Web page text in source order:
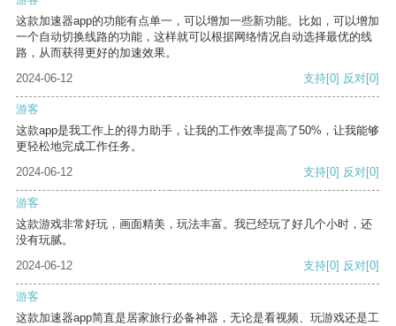
这款加速器app的功能有点单一，可以增加一些新功能。比如，可以增加
一个自动切换线路的功能，这样就可以根据网络情况自动选择最优的线
路，从而获得更好的加速效果。
2024-06-12
支持[0] 反对[0]
游客
这款app是我工作上的得力助手，让我的工作效率提高了50%，让我能够
更轻松地完成工作任务。
2024-06-12
支持[0] 反对[0]
游客
这款游戏非常好玩，画面精美，玩法丰富。我已经玩了好几个小时，还
没有玩腻。
2024-06-12
支持[0] 反对[0]
游客
这款加速器app简直是居家旅行必备神器，无论是看视频、玩游戏还是工